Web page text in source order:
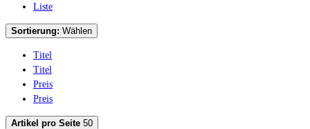
Liste
Sortierung: Wählen
Titel
Titel
Preis
Preis
Artikel pro Seite 50